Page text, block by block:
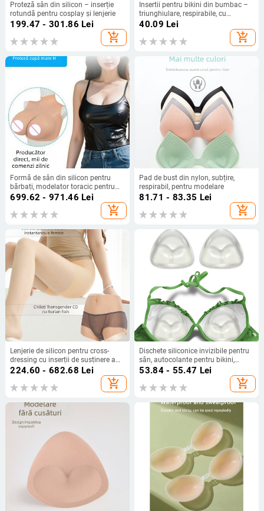
Proteză sân din silicon – inserție
rotundă pentru cosplay și lenjerie
199.47 - 301.86 Lei
add_shopping_cart
Insertii pentru bikini din bumbac –
triunghiulare, respirabile, cu
grosime dublă, anti-expansiune
40.09 Lei
add_shopping_cart
Formă de sân din silicon pentru
bărbați, modelator toracic pentru
cross-dressing, cupa C
699.62 - 971.46 Lei
add_shopping_cart
Pad de bust din nylon, subțire,
respirabil, pentru modelare
81.71 - 83.35 Lei
add_shopping_cart
Lenjerie de silicon pentru cross-
dressing cu inserții de susținere a
sânilor, inserabilă și potrivită pentru
224.60 - 682.68 Lei
add_shopping_cart
Dischete siliconice invizibile pentru
sân, autocolante pentru bikini,
inserții mai groase, transparente,
53.84 - 55.47 Lei
add_shopping_cart